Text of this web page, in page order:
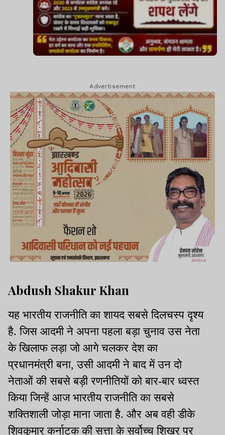
Advertisement
Abdush Shakur Khan
यह भारतीय राजनीति का शायद सबसे दिलचस्प दृश्य
है. जिस आदमी ने अपना पहला बड़ा चुनाव उस नेता
के खिलाफ लड़ा जो आगे चलकर देश का
प्रधानमंत्री बना, उसी आदमी ने बाद में उन दो
नेताओं की सबसे बड़ी रणनीतियों को बार-बार ध्वस्त
किया जिन्हें आज भारतीय राजनीति का सबसे
शक्तिशाली जोड़ा माना जाता है. और अब वही डीके
शिवकुमार कर्नाटक की सत्ता के सर्वोच्च शिखर पर